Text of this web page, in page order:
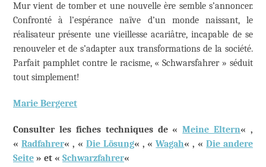
Mur vient de tomber et une nouvelle ère semble s’annoncer.
Confronté à l’espérance naïve d’un monde naissant, le
réalisateur présente une vieillesse acariâtre, incapable de se
renouveler et de s’adapter aux transformations de la société.
Parfait pamphlet contre le racisme, « Schwarsfahrer » séduit
tout simplement!
Marie Bergeret
Consulter les fiches techniques de «Meine Eltern« ,
« Radfahrer« , « Die Lösung« , «Wagah« , «Die andere
Seite » et « Schwarzfahrer«